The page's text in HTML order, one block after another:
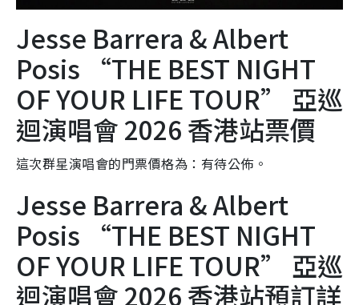
Jesse Barrera & Albert
Posis “THE BEST NIGHT
OF YOUR LIFE TOUR” 亞巡
迴演唱會 2026 香港站票價
這次群星演唱會的門票價格為：有待公佈。
Jesse Barrera & Albert
Posis “THE BEST NIGHT
OF YOUR LIFE TOUR” 亞巡
迴演唱會 2026 香港站預訂詳